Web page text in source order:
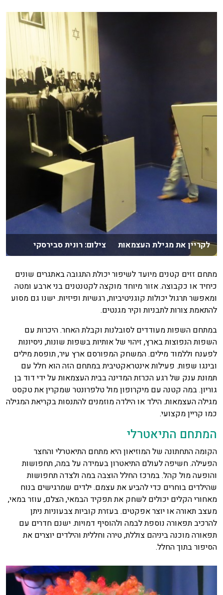
לקריין את מגילת העצמאות צילום: רונית סבירסקי
מתחם זזים קטנים מיועד לשיפור יכולת התגובה באתגרים שונים
כיחיד או כקבוצה. אזור מיוחד מוקצה לקטנטנים בני ארבע ומטה
ומאפשר תרגול יכולות קוגניטיביות, רגשיות ופיזיות. ישנו גם מסוע
להתאמת צורות לתבניות וקיר מגנטים.
במתחם השפות מעודדים לסובלנות וקבלת האחר. היכרות עם
השפות הנפוצות בארץ, זיהוי של אותיות בשפות שונות, ניסיונות
לפענח וללמוד מילים. המשחק המפורסם ארץ עיר, תופסת מילים
ובינגו שפות. פעילות אינטראקטיבית במתחם הזה הוא חלל עם
תמונת ענק של רגע הכרזת המדינה בבית העצמאות על ידי דוד בן
גוריון. במה קטנה עם מיקרופון מול טלפרונטר שמקרין את טקסט
מגילה העצמאות. הילד או הילדה מוזמנים להתנסות בקריאת המגילה
כמו קריין מקצועי.
המתחם התיאטרלי
הקומה התחתונה של המוזיאון היא מתחם התיאטרלי והחצר
הפעילה. חשיפה לעולם התיאטרון בעמידה על במה, תחפושות
והופעה מול קהל. במרכז החלל הוצבה במה ולצדה תחפושות
שהילדים בוחרים כדי להביע את עצמם. ילדים שמרגישים בנוח
מאחורי הקלים יכולים לשחק את תפקיד הבמאי, הצלם, עוזר במאי,
מעצב תאורה או יוצר אפקטים. בעזרת קוביות צבעוניות ניתן
להרכיב תפאורה נוספת לבמה ולהוסיף דמויות. ישנם חדרים עם
תפאורה מוכנה ביניהם צוללת, טירה וחללית והילדים יוצרים את
הסיפור בתוך החלל.